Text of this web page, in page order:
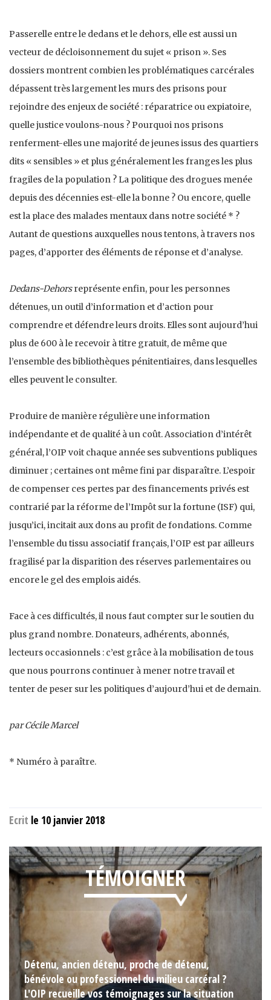
Passerelle entre le dedans et le dehors, elle est aussi un
vecteur de décloisonnement du sujet « prison ». Ses
dossiers montrent combien les problématiques carcérales
dépassent très largement les murs des prisons pour
rejoindre des enjeux de société : réparatrice ou expiatoire,
quelle justice voulons-nous ? Pourquoi nos prisons
renferment-elles une majorité de jeunes issus des quartiers
dits « sensibles » et plus généralement les franges les plus
fragiles de la population ? La politique des drogues menée
depuis des décennies est-elle la bonne ? Ou encore, quelle
est la place des malades mentaux dans notre société * ?
Autant de questions auxquelles nous tentons, à travers nos
pages, d’apporter des éléments de réponse et d’analyse.
Dedans-Dehorsreprésente enfin, pour les personnes
détenues, un outil d’information et d’action pour
comprendre et défendre leurs droits. Elles sont aujourd’hui
plus de 600 à le recevoir à titre gratuit, de même que
l’ensemble des bibliothèques pénitentiaires, dans lesquelles
elles peuvent le consulter.
Produire de manière régulière une information
indépendante et de qualité à un coût. Association d’intérêt
général, l’OIP voit chaque année ses subventions publiques
diminuer ; certaines ont même fini par disparaître. L’espoir
de compenser ces pertes par des financements privés est
contrarié par la réforme de l’Impôt sur la fortune (ISF) qui,
jusqu’ici, incitait aux dons au profit de fondations. Comme
l’ensemble du tissu associatif français, l’OIP est par ailleurs
fragilisé par la disparition des réserves parlementaires ou
encore le gel des emplois aidés.
Face à ces difficultés, il nous faut compter sur le soutien du
plus grand nombre. Donateurs, adhérents, abonnés,
lecteurs occasionnels : c’est grâce à la mobilisation de tous
que nous pourrons continuer à mener notre travail et
tenter de peser sur les politiques d’aujourd’hui et de demain.
par Cécile Marcel
* Numéro à paraître.
Ecrit le 10 janvier 2018
TÉMOIGNER
Détenu, ancien détenu, proche de détenu,
bénévole ou professionnel du milieu carcéral ?
L'OIP recueille vos témoignages sur la situation